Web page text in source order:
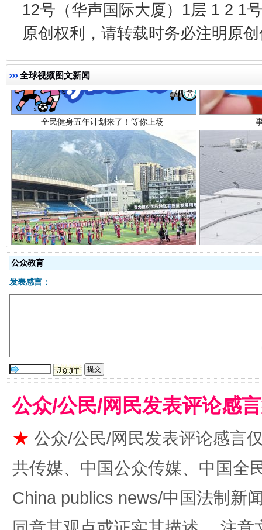
12号（华声国际大厦）1层 1 2 1
原创权利，请转载时务必注明原
全球视频图文新闻
全民健身五年计划来了！等你上场
阿坝州三大球赛在茂县开幕 规模
扯下公款旅游的“隐身衣” 如何以
公众教育
发表感言：
公众/公民/网民发表评论感
★ 公众/公民/网民发表评论感言
共传媒、中国公众传媒、中国全
China publics news/中国法制新